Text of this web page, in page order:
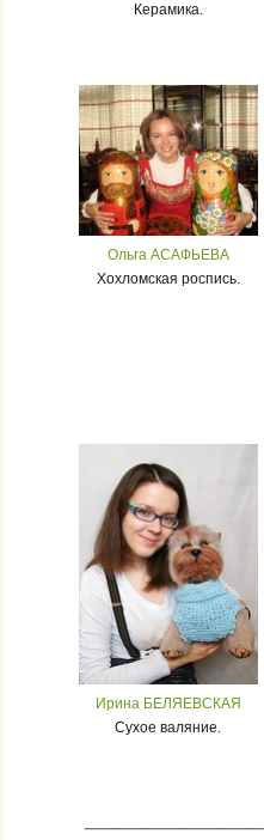
Керамика.
Ольга АСАФЬЕВА
Хохломская роспись.
Ирина БЕЛЯЕВСКАЯ
Сухое валяние.